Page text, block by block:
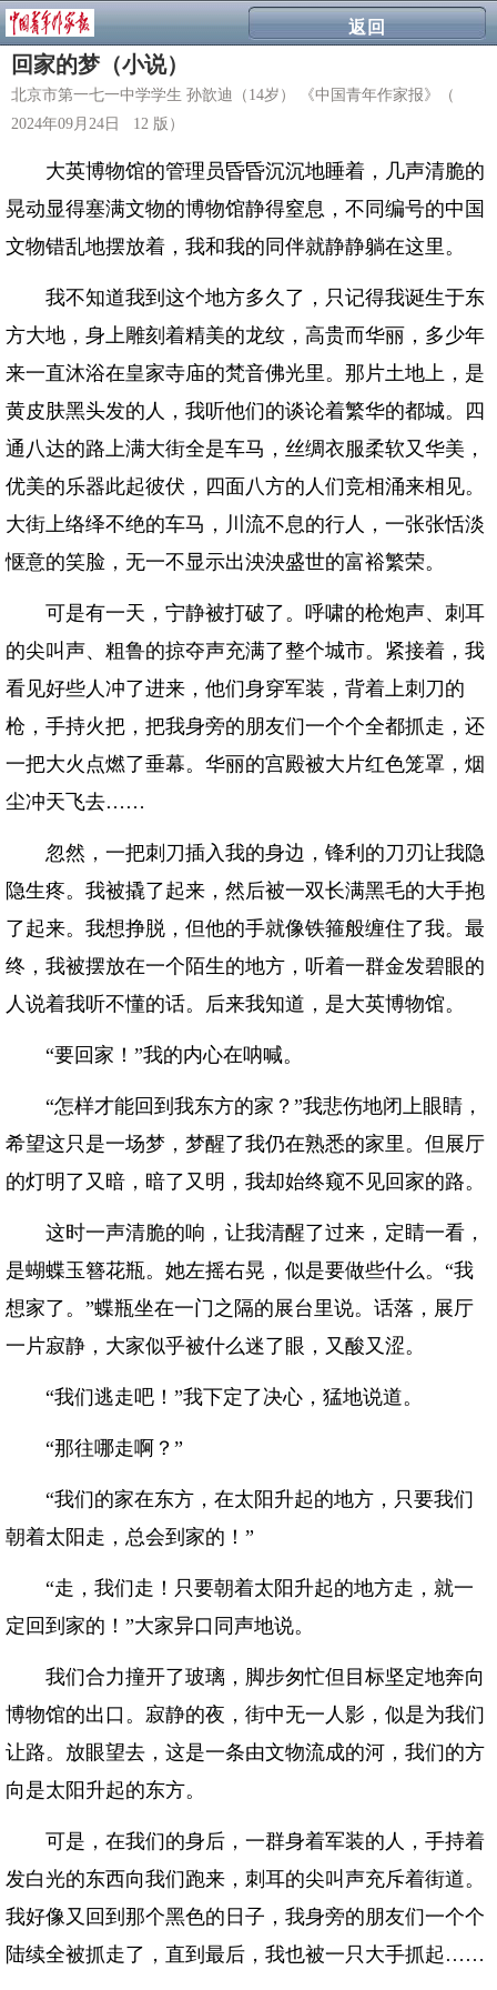
返回
回家的梦（小说）
北京市第一七一中学学生 孙歆迪（14岁） 《中国青年作家报》（
2024年09月24日 12 版）
大英博物馆的管理员昏昏沉沉地睡着，几声清脆的
晃动显得塞满文物的博物馆静得窒息，不同编号的中国
文物错乱地摆放着，我和我的同伴就静静躺在这里。
我不知道我到这个地方多久了，只记得我诞生于东
方大地，身上雕刻着精美的龙纹，高贵而华丽，多少年
来一直沐浴在皇家寺庙的梵音佛光里。那片土地上，是
黄皮肤黑头发的人，我听他们的谈论着繁华的都城。四
通八达的路上满大街全是车马，丝绸衣服柔软又华美，
优美的乐器此起彼伏，四面八方的人们竞相涌来相见。
大街上络绎不绝的车马，川流不息的行人，一张张恬淡
惬意的笑脸，无一不显示出泱泱盛世的富裕繁荣。
可是有一天，宁静被打破了。呼啸的枪炮声、刺耳
的尖叫声、粗鲁的掠夺声充满了整个城市。紧接着，我
看见好些人冲了进来，他们身穿军装，背着上刺刀的
枪，手持火把，把我身旁的朋友们一个个全都抓走，还
一把大火点燃了垂幕。华丽的宫殿被大片红色笼罩，烟
尘冲天飞去……
忽然，一把刺刀插入我的身边，锋利的刀刃让我隐
隐生疼。我被撬了起来，然后被一双长满黑毛的大手抱
了起来。我想挣脱，但他的手就像铁箍般缠住了我。最
终，我被摆放在一个陌生的地方，听着一群金发碧眼的
人说着我听不懂的话。后来我知道，是大英博物馆。
“要回家！”我的内心在呐喊。
“怎样才能回到我东方的家？”我悲伤地闭上眼睛，
希望这只是一场梦，梦醒了我仍在熟悉的家里。但展厅
的灯明了又暗，暗了又明，我却始终窥不见回家的路。
这时一声清脆的响，让我清醒了过来，定睛一看，
是蝴蝶玉簪花瓶。她左摇右晃，似是要做些什么。“我
想家了。”蝶瓶坐在一门之隔的展台里说。话落，展厅
一片寂静，大家似乎被什么迷了眼，又酸又涩。
“我们逃走吧！”我下定了决心，猛地说道。
“那往哪走啊？”
“我们的家在东方，在太阳升起的地方，只要我们
朝着太阳走，总会到家的！”
“走，我们走！只要朝着太阳升起的地方走，就一
定回到家的！”大家异口同声地说。
我们合力撞开了玻璃，脚步匆忙但目标坚定地奔向
博物馆的出口。寂静的夜，街中无一人影，似是为我们
让路。放眼望去，这是一条由文物流成的河，我们的方
向是太阳升起的东方。
可是，在我们的身后，一群身着军装的人，手持着
发白光的东西向我们跑来，刺耳的尖叫声充斥着街道。
我好像又回到那个黑色的日子，我身旁的朋友们一个个
陆续全被抓走了，直到最后，我也被一只大手抓起……